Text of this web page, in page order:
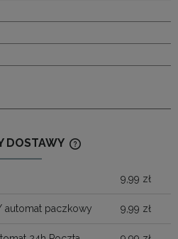
DOSTAWY
9,99 zł
automat paczkowy 9,99 zł